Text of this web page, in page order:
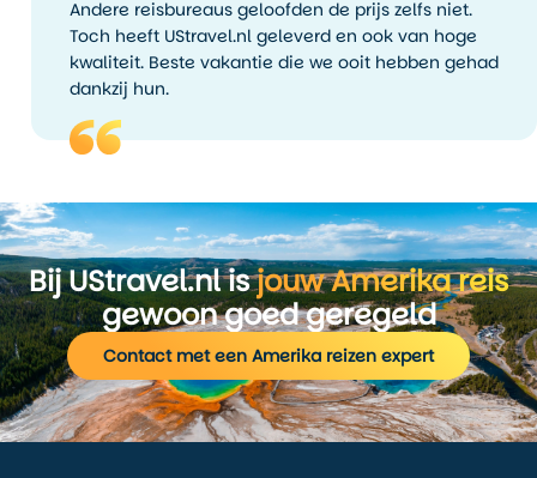
Andere reisbureaus geloofden de prijs zelfs niet.
Toch heeft UStravel.nl geleverd en ook van hoge
kwaliteit. Beste vakantie die we ooit hebben gehad
dankzij hun.
Bij UStravel.nl isjouw Amerika reis
gewoon goed geregeld
Contact met een Amerika reizen expert